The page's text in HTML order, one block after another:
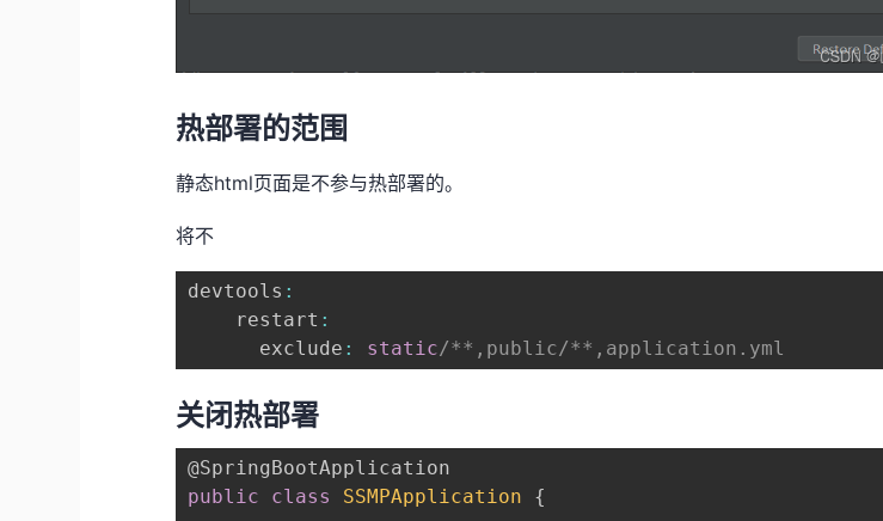
热部署的范围
静态html页面是不参与热部署的。
将不
devtools :
    restart
:
      exclude
: static
关闭热部署
@SpringBootApplication
public
class SSMPApplication {